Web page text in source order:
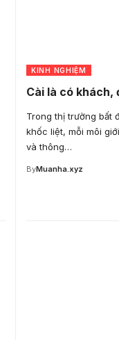
KINH NGHIỆM
Cài là có khách,
Trong thị trường bất
khốc liệt, mỗi môi
và thông…
ByMuanha.xyz